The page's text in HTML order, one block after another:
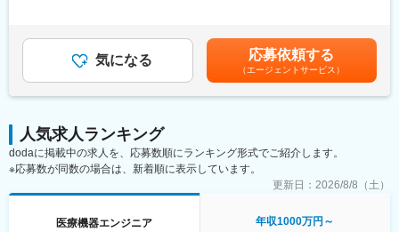
り失った膝関節機能の改善を支援します。「EVOLUTION」シリ
ーズは、高い安定性と正常な膝に近い動きの再現が期待される製
に応じた提案が可能です。
変更の範囲：本文参照
テナンス要員の育成、支援
・装置の構造や機能や保守手順に関する教育プログラムの企画、
実施
・顧客からの技術的問い合わせへの対応（メールやオンラインな
・海外展開に伴う検討事項や技術資料の作成および関連部署との
連携
・研修施設の機能を活用した教育や研修の企画、海外展開の検討
■業務の特徴：
メンバーとして活躍いただきます。
は固定手当を含めた表記です。
気になる 応募依頼する
（エージェントサービス）
人気求人ランキング
dodaに掲載中の求人を、応募数順にランキング形式でご紹介します。
※応募数が同数の場合は、新着順に表示しています。
更新日： 2026/8/8（土）
医療機器エンジニア 年収1000万円～